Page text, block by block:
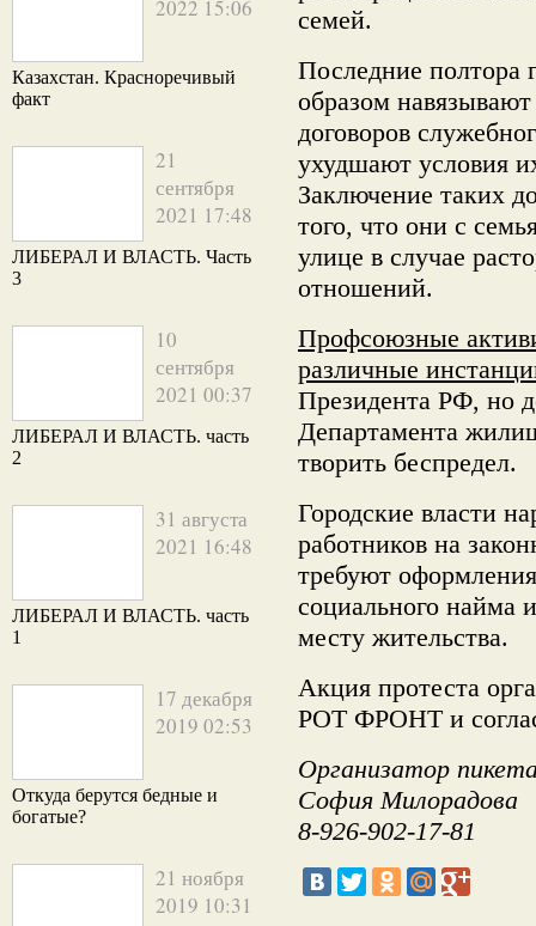
2022 15:06
Казахстан. Красноречивый
факт
21
сентября
2021 17:48
ЛИБЕРАЛ И ВЛАСТЬ. Часть
3
10
сентября
2021 00:37
ЛИБЕРАЛ И ВЛАСТЬ. часть
2
31 августа
2021 16:48
ЛИБЕРАЛ И ВЛАСТЬ. часть
1
17 декабря
2019 02:53
Откуда берутся бедные и
богатые?
21 ноября
2019 10:31
семей.
Последние полтора
образом
договоров
ухудшают условия
Заключение таких
того, что они с
улице в случае
отношений.
Профсоюзные
различные
Президента РФ, но
Департамента
творить беспредел.
Городские власти
работников на
требуют
социального найма
месту жительства.
Акция протеста
РОТ ФРОНТ и
Организатор
София Милорадова
8-926-902-17-81